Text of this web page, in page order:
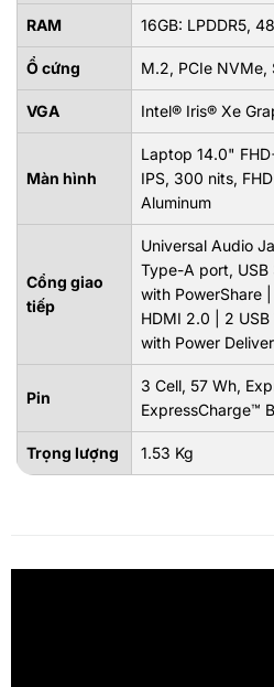
RAM 16GB: LPDDR5,
Ổ cứng M.2, PCIe NVMe,
VGA Intel® Iris® Xe
Màn hình
Laptop 14.0"
IPS, 300 nits,
Aluminum
Cổng giao
tiếp
Universal Audio
Type-A port, USB
with PowerShare
HDMI 2.0 | 2
with Power
Pin
3 Cell, 57 Wh,
ExpressCharge™
Trọng lượng 1.53 Kg